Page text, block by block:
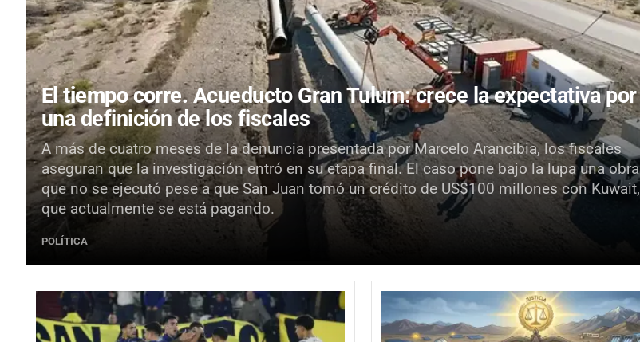
El tiempo corre.Acueducto Gran Tulum: crece la expectativa por
una definición de los fiscales
A más de cuatro meses de la denuncia presentada por Marcelo Arancibia, los fiscales
aseguran que la investigación entró en su etapa final. El caso pone bajo la lupa una obra
que no se ejecutó pese a que San Juan tomó un crédito de US$100 millones con Kuwait,
que actualmente se está pagando.
POLÍTICA